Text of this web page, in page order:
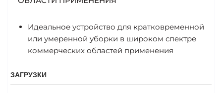
Идеальное устройство для кратковременной
или умеренной уборки в широком спектре
коммерческих областей применения
ЗАГРУЗКИ